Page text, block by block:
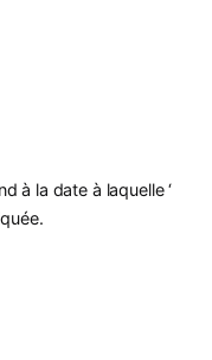
à la date à laquelle ‘